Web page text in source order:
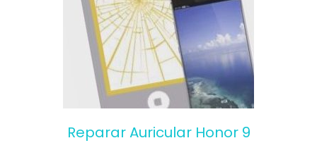
Reparar Auricular Honor 9